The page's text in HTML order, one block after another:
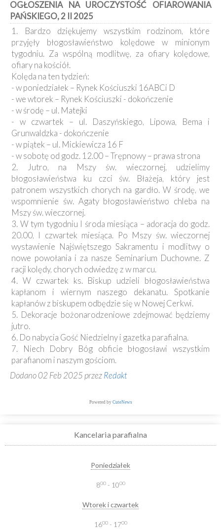
Kancelaria
Galeria
Dekanat
Nowy
Staw
Kapituła
Kolegiacka
Duszpasterze
Polecane
strony
Ochrona
Małoletnich
OGŁOSZENIA NA UROCZYSTOŚĆ OFIAROWANIA
PAŃSKIEGO, 2 II 2025
1. Bardzo dziękujemy wszystkim rodzinom, które
przyjęły błogosławieństwo kolędowe w minionym
tygodniu. Za wspólną modlitwę, za ofiary kolędowe,
ofiary na kościół.
Kolęda na ten tydzień:
- w poniedziałek – Rynek Kościuszki 16ABCi D
- we wtorek – Rynek Kościuszki - dokończenie
- w środę – ul. Matejki
- w czwartek – ul. Daszyńskiego, Lipowa, Bema i
Grunwaldzka - dokończenie
- w piątek – ul. Mickiewicza 16 F
- w sobotę od godz. 12.00 – Trępnowy – prawa strona
2. Jutro, na Mszy św. wieczornej, udzielimy
błogosławieństwa ku czci św. Błażeja, który jest
patronem wszystkich chorych na gardło. W środę, we
wspomnienie św. Agaty błogosławieństwo chleba na
Mszy św. wieczornej.
3. W tym tygodniu I środa miesiąca – adoracja do godz.
20.00, I czwartek miesiąca. Po Mszy św. wieczornej
wystawienie Najświętszego Sakramentu i modlitwy o
nowe powołania i za nasze Seminarium Duchowne. Z
racji kolędy, chorych odwiedzę z w marcu.
4. W czwartek ks. Biskup udzieli błogosławieństwa
kapłanom i wiernym naszego dekanatu. Spotkanie
kapłanów z biskupem odbędzie się w Nowej Cerkwi.
5. Dekoracje bożonarodzeniowe zdejmować będziemy
jutro.
6. Do nabycia Gość Niedzielny i gazetka parafialna.
7. Niech Dobry Bóg obficie błogosławi wszystkim
parafianom i naszym gościom.
Dodano 02 Feb 2025 przezRedakt
Powered by CuteNews
Kancelaria parafialna
Poniedziałek
800- 1000
Wtorek i czwartek
1600- 1700